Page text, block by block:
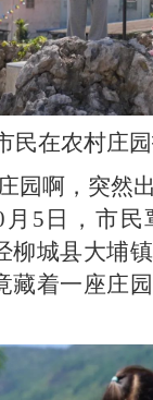
民在农村庄
园啊，突然
月5日，市民
柳城县大埔
藏着一座庄